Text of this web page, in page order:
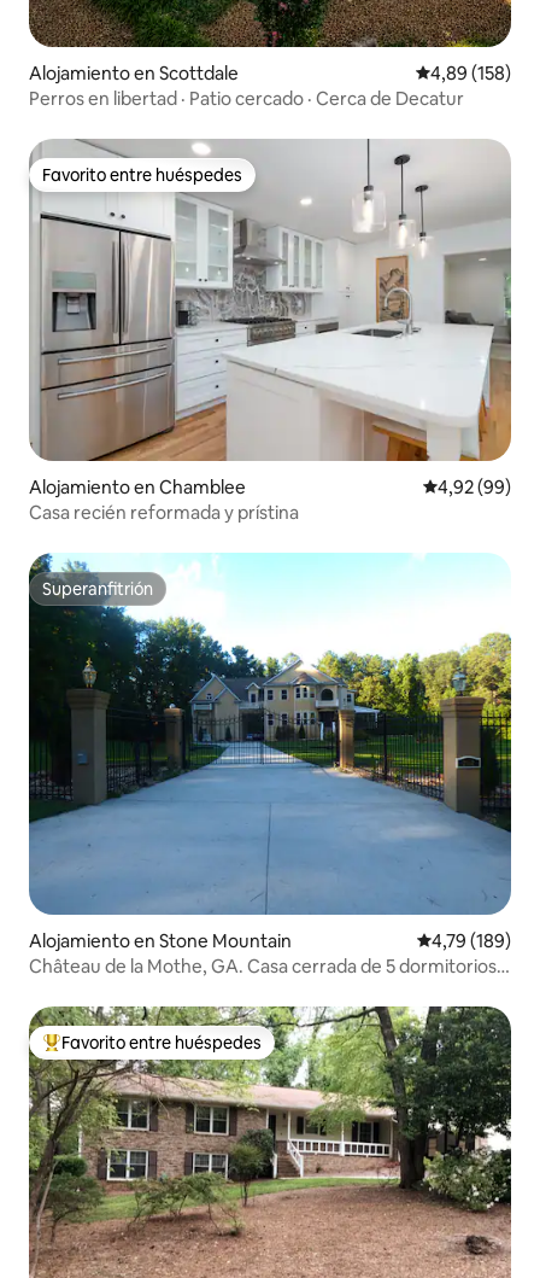
Alojamiento en Scottdale Calificación
4,89 (158)
Perros en libertad · Patio cercado · Cerca de Decatur
Favorito entre huéspedes
Favorito entre huéspedes
Alojamiento en Chamblee Calificación
4,92 (99)
Casa recién reformada y prístina
Superanfitrión
Superanfitrión
Alojamiento en Stone Mountain Calificación
4,79 (189)
Château de la Mothe, GA. Casa cerrada de 5 dormitorios y
Favorito entre los huéspedes más destacados
Favorito entre huéspedes